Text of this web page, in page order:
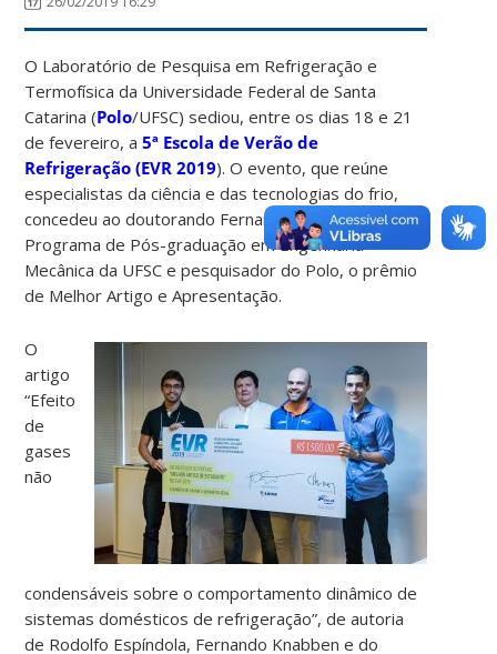
O Laboratório de Pesquisa em Refrigeração e
Termofísica da Universidade Federal de Santa
Catarina (Polo/UFSC) sediou, entre os dias 18 e 21
de fevereiro, a 5ª Escola de Verão de
Refrigeração (EVR 2019). O evento, que reúne
especialistas da ciência e das tecnologias do frio,
concedeu ao doutorando Fernando Knabben, do
Programa de Pós-graduação em Engenharia
Mecânica da UFSC e pesquisador do Polo, o prêmio
de Melhor Artigo e Apresentação.
O
artigo
“Efeito
de
gases
não
condensáveis sobre o comportamento dinâmico de
sistemas domésticos de refrigeração”, de autoria
de Rodolfo Espíndola, Fernando Knabben e do